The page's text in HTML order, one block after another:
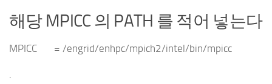
해당 MPICC 의 PATH 를 적어 넣는다
MPICC = /engrid/enhpc/mpich2/intel/bin/mpicc
.